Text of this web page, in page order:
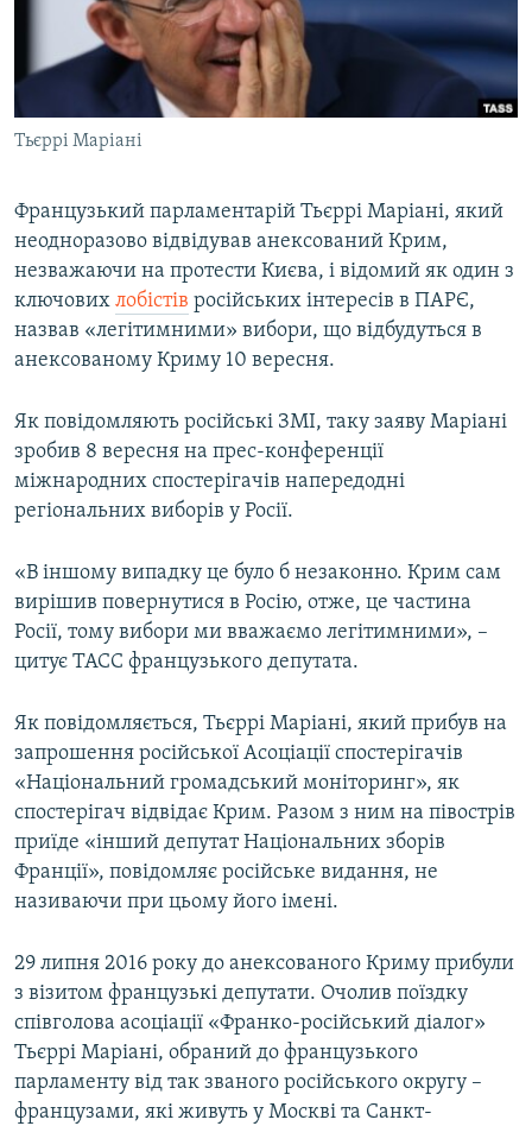
ВІДЕОУРОКИ «ELIFBE»
СВІДЧЕННЯ ОКУПАЦІЇ
УКРАЇНСЬКА ПРОБЛЕМА КРИМУ
ІНФОГРАФІКА
Русский
Qırımtatar
ДОЛУЧАЙСЯ!
Усі сайти RFE/RL
Тьєррі Маріані
Французький парламентарій Тьєррі Маріані, який
неодноразово відвідував анексований Крим,
незважаючи на протести Києва, і відомий як один з
ключових лобістів російських інтересів в ПАРЄ,
назвав «легітимними» вибори, що відбудуться в
анексованому Криму 10 вересня.
Як повідомляють російські ЗМІ, таку заяву Маріані
зробив 8 вересня на прес-конференції
міжнародних спостерігачів напередодні
регіональних виборів у Росії.
«В іншому випадку це було б незаконно. Крим сам
вирішив повернутися в Росію, отже, це частина
Росії, тому вибори ми вважаємо легітимними», –
цитує ТАСС французького депутата.
Як повідомляється, Тьєррі Маріані, який прибув на
запрошення російської Асоціації спостерігачів
«Національний громадський моніторинг», як
спостерігач відвідає Крим. Разом з ним на півострів
приїде «інший депутат Національних зборів
Франції», повідомляє російське видання, не
називаючи при цьому його імені.
29 липня 2016 року до анексованого Криму прибули
з візитом французькі депутати. Очолив поїздку
співголова асоціації «Франко-російський діалог»
Тьєррі Маріані, обраний до французького
парламенту від так званого російського округу –
французами, які живуть у Москві та Санкт-